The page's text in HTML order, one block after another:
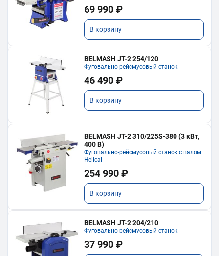
69 990 ₽
В корзину
BELMASH JT-2 254/120
Фуговально-рейсмусовый станок
46 490 ₽
В корзину
BELMASH JT-2 310/225S-380 (3 кВт,
400 В)
Фуговально-рейсмусовый станок с валом
Helical
254 990 ₽
В корзину
BELMASH JT-2 204/210
Фуговально-рейсмусовый станок
37 990 ₽